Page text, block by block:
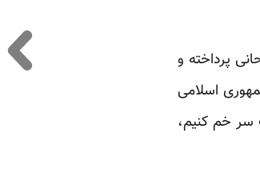
پرداخته و
اسلامی
سر خم کنیم،